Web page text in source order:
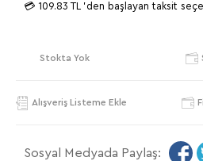
💳 109.83 TL 'den başlayan taksit
Stokta Yok
Alışveriş Listeme Ekle
Sosyal Medyada Paylaş: